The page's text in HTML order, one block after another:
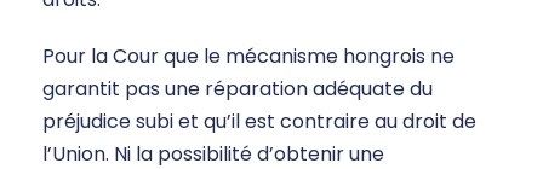
Pour la Cour que le mécanisme hongrois ne
garantit pas une réparation adéquate du
préjudice subi et qu’il est contraire au droit de
l’Union. Ni la possibilité d’obtenir une